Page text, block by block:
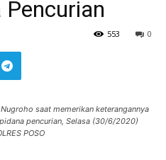
0
553
saat memerikan keterangannya
pencurian, Selasa (30/6/2020)
POSO